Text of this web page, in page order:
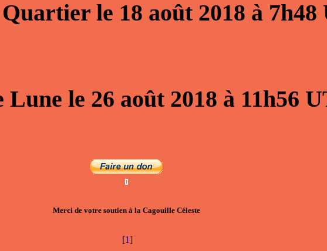
le 18 août 2018 à 7h48
Lune le 26 août 2018 à 11h56
Merci de votre soutien à la Cagouille Céleste
[1]